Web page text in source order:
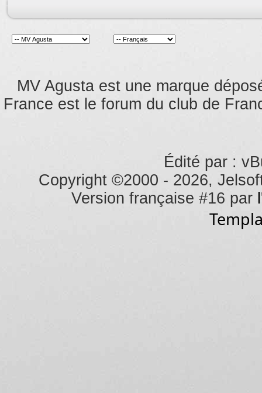
MV Agusta est une marque
France est le forum du club de
Édité par :
Copyright ©2000 - 2026,
Version française #16 par